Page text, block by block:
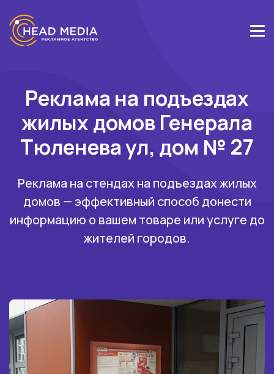
Реклама на подъездах
жилых домов Генерала
Тюленева ул, дом № 27
Реклама на стендах на подъездах жилых
домов — эффективный способ донести
информацию о вашем товаре или услуге до
жителей городов.